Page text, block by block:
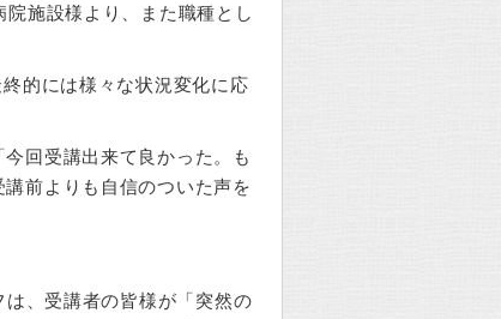
施設様より、また職種とし
的には様々な状況変化に応
回受講出来て良かった。も
前よりも自信のついた声を
、受講者の皆様が「突然の